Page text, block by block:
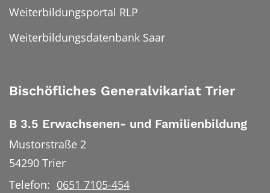
Weiterbildungsportal RLP
Weiterbildungsdatenbank Saar
Bischöfliches Generalvikariat Trier
B 3.5 Erwachsenen- und Familienbildung
Mustorstraße 2
54290 Trier
Telefon: 0651 7105-454